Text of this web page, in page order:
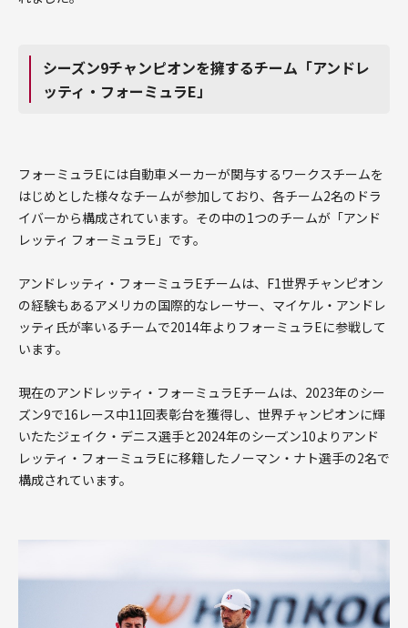
シーズン9チャンピオンを擁するチーム「アンドレ
ッティ・フォーミュラE」
フォーミュラEには自動車メーカーが関与するワークスチームを
はじめとした様々なチームが参加しており、各チーム2名のドラ
イバーから構成されています。その中の1つのチームが「アンド
レッティ フォーミュラE」です。
アンドレッティ・フォーミュラEチームは、F1世界チャンピオン
の経験もあるアメリカの国際的なレーサー、マイケル・アンドレ
ッティ氏が率いるチームで2014年よりフォーミュラEに参戦して
います。
現在のアンドレッティ・フォーミュラEチームは、2023年のシー
ズン9で16レース中11回表彰台を獲得し、世界チャンピオンに輝
いたたジェイク・デニス選手と2024年のシーズン10よりアンド
レッティ・フォーミュラEに移籍したノーマン・ナト選手の2名で
構成されています。